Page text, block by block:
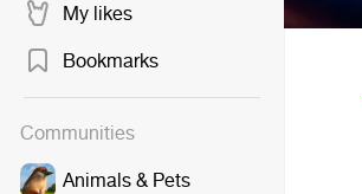
My likes
Bookmarks
Communities
Animals & Pets